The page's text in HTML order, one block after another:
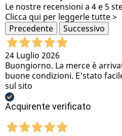
Le nostre recensioni a 4 e 5
Clicca qui per leggerle tutte >
Precedente
Successivo
24 Luglio 2026
Buongiorno. La merce è
buone condizioni. E'stato
sul sito
Acquirente verificato